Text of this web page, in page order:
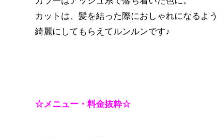
カットは、髪を結った際におしゃれになるよ
綺麗にしてもらえてルンルンです♪
☆メニュー・料金抜粋☆